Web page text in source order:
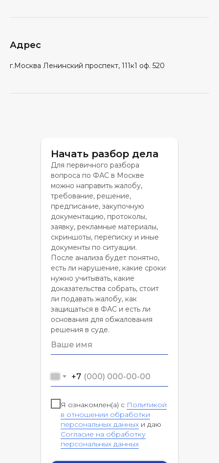
Адрес
г.Москва Ленинский проспект, 111к1 оф. 520
Начать разбор дела
Для первичного разбора
вопроса по ФАС в Москве
можно направить жалобу,
требование, решение,
предписание, закупочную
документацию, протоколы,
заявку, рекламные материалы,
скриншоты, переписку и иные
документы по ситуации.
После анализа будет понятно,
есть ли нарушение, какие сроки
нужно учитывать, какие
доказательства собрать, стоит
ли подавать жалобу, как
защищаться в ФАС и есть ли
основания для обжалования
решения в суде.
+7
Я ознакомлен(а) с Политикой
в отношении обработки
персональных данных и даю
Согласие на обработку
персональных данных